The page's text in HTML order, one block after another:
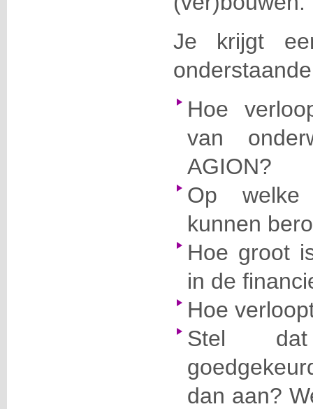
Je krijgt
Hoe
van
AGION?
Op
kunnen
Hoe groot
in de
Hoe
Stel
dan aan?